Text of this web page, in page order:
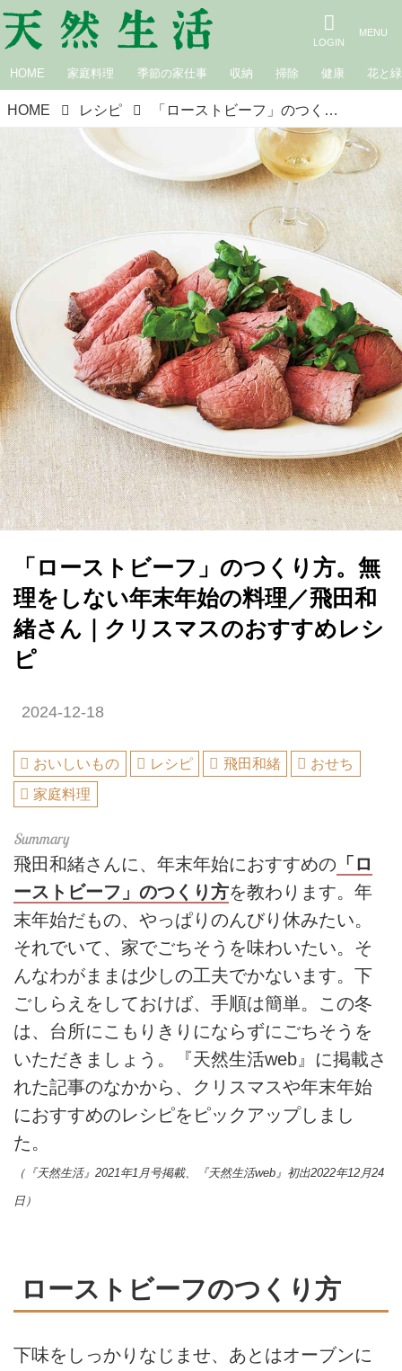
HOME 家庭料理 季節の家仕事 収納 掃除 健康 花と緑
HOME レシピ 「ローストビーフ」のつくり方。無理をしない年末年始の料理／飛田和緒さん｜クリスマスのおすすめレシピ
「ローストビーフ」のつくり方。無
理をしない年末年始の料理／飛田和
緒さん｜クリスマスのおすすめレシ
ピ
2024-12-18
おいしいもの レシピ 飛田和緒
おせち
家庭料理
飛田和緒さんに、年末年始におすすめの 「ロ
ーストビーフ」のつくり方を教わります。年
末年始だもの、やっぱりのんびり休みたい。
それでいて、家でごちそうを味わいたい。そ
んなわがままは少しの工夫でかないます。下
ごしらえをしておけば、手順は簡単。この冬
は、台所にこもりきりにならずにごちそうを
いただきましょう。『天然生活web』に掲載さ
れた記事のなかから、クリスマスや年末年始
におすすめのレシピをピックアップしまし
た。
（『天然生活』2021年1月号掲載、『天然生活web』初出2022年12月24
日）
ローストビーフのつくり方
下味をしっかりなじませ、あとはオーブンに